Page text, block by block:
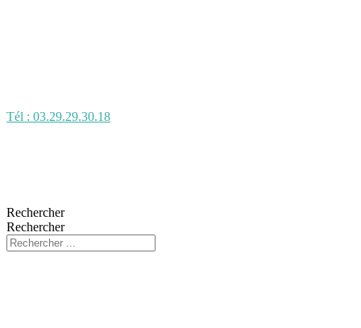
Tél : 03.29.29.30.18
Rechercher
Rechercher